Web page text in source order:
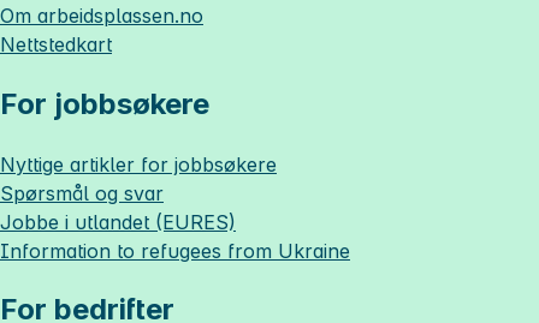
Om arbeidsplassen.no
Nettstedkart
For jobbsøkere
Nyttige artikler for jobbsøkere
Spørsmål og svar
Jobbe i utlandet (EURES)
Information to refugees from Ukraine
For bedrifter